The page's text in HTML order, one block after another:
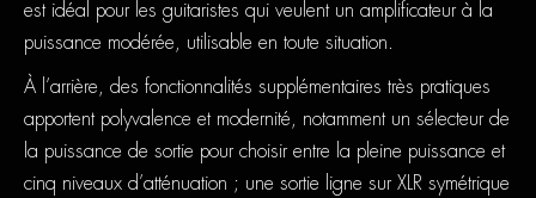
est idéal pour les guitaristes qui veulent un amplificateur à la
puissance modérée, utilisable en toute situation.
À l’arrière, des fonctionnalités supplémentaires très pratiques
apportent polyvalence et modernité, notamment un sélecteur de
la puissance de sortie pour choisir entre la pleine puissance et
cinq niveaux d’atténuation ; une sortie ligne sur XLR symétrique